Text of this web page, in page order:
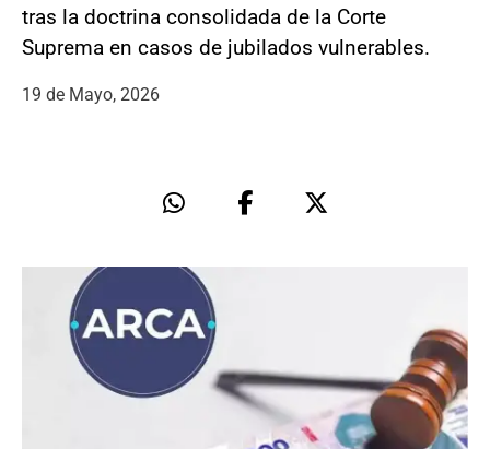
tras la doctrina consolidada de la Corte
Suprema en casos de jubilados vulnerables.
19 de Mayo, 2026